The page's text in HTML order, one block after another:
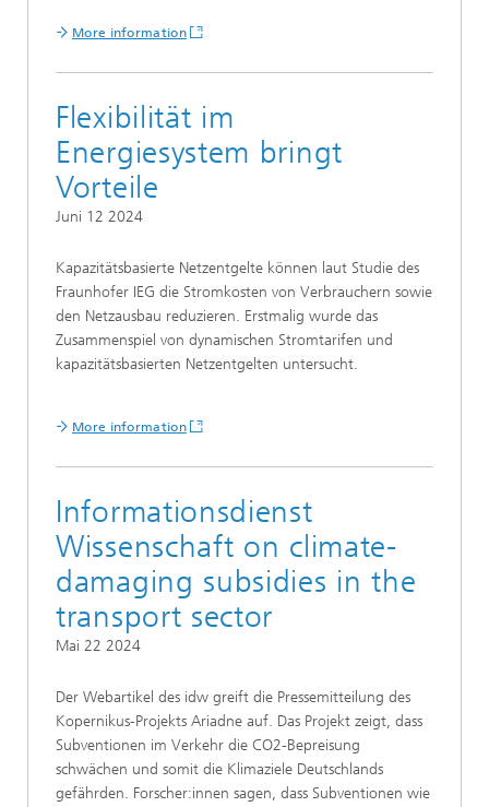
More information
Flexibilität im
Energiesystem bringt
Vorteile
Juni 12 2024
Kapazitätsbasierte Netzentgelte können laut Studie des
Fraunhofer IEG die Stromkosten von Verbrauchern sowie
den Netzausbau reduzieren. Erstmalig wurde das
Zusammenspiel von dynamischen Stromtarifen und
kapazitätsbasierten Netzentgelten untersucht.
More information
Informationsdienst
Wissenschaft on climate-
damaging subsidies in the
transport sector
Mai 22 2024
Der Webartikel des idw greift die Pressemitteilung des
Kopernikus-Projekts Ariadne auf. Das Projekt zeigt, dass
Subventionen im Verkehr die CO2-Bepreisung
schwächen und somit die Klimaziele Deutschlands
gefährden. Forscher:innen sagen, dass Subventionen wie